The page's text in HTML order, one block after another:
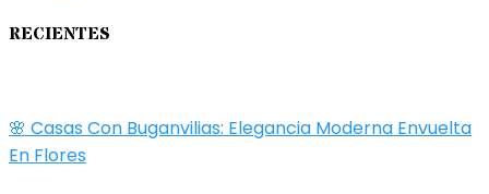
RECIENTES
🌸 Casas Con Buganvilias: Elegancia Moderna Envuelta
En Flores